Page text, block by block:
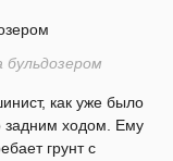
как уже было
задним ходом. Ему
грунт с